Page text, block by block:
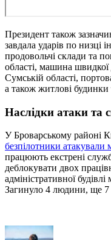
Президент також
завдала ударів по низці
продовольчі склади та
області, машина
Сумській області,
а також житлові будинки
Наслідки атаки та
У Броварському районі
безпілотники атакували
працюють екстрені
деблокувати двох
адміністративної
Загинуло 4 людини, ще 7